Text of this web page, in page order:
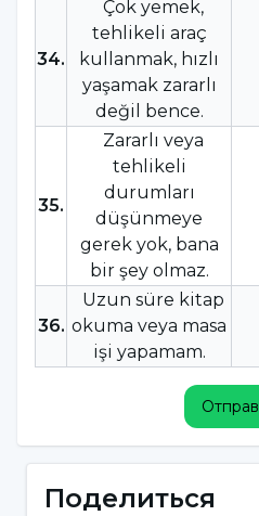
34.
Çok yemek,
tehlikeli araç
kullanmak, hızlı
yaşamak zararlı
değil bence.
35.
Zararlı veya
tehlikeli
durumları
düşünmeye
gerek yok, bana
bir şey olmaz.
36.
Uzun süre kitap
okuma veya masa
işi yapamam.
Поделиться